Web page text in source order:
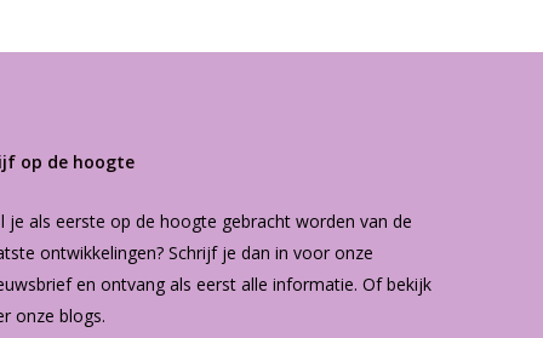
op de hoogte
je als eerste op de hoogte gebracht worden van de
ontwikkelingen? Schrijf je dan in voor onze
en ontvang als eerst alle informatie. Of bekijk
onzeblogs.